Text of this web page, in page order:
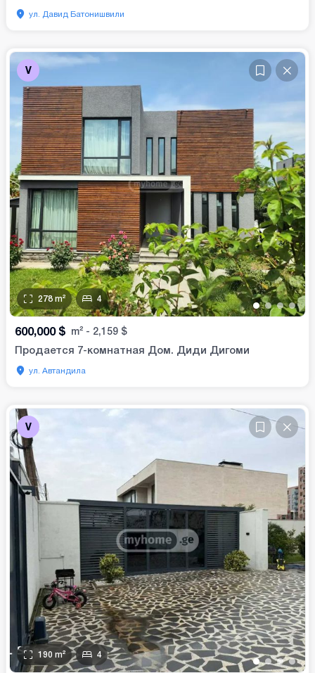
ул. Давид Батонишвили
V
••••
278 m² 4
600,000 $ m² - 2,159 $
Продается 7-комнатная Дом. Диди Дигоми
ул. Автандила
V
••••
190 m² 4